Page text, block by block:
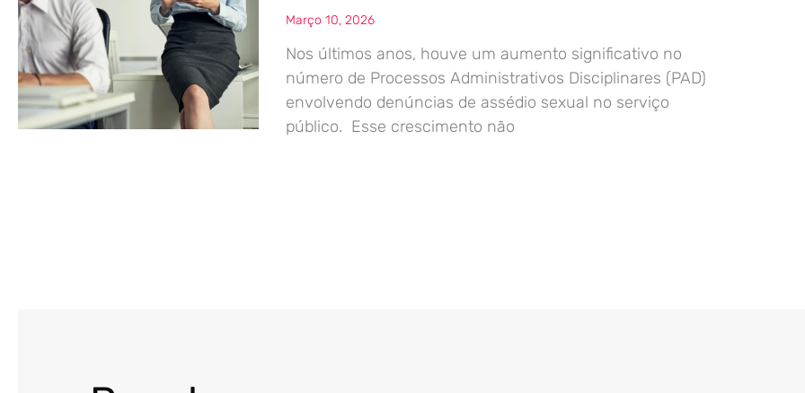
Março 10, 2026
Nos últimos anos, houve um aumento significativo no
número de Processos Administrativos Disciplinares (PAD)
envolvendo denúncias de assédio sexual no serviço
público. Esse crescimento não